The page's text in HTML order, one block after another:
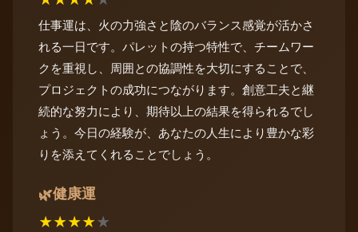
仕事運は、火の力強さと陰のバランス感覚が活かさ
れる一日です。パレットの持つ特性で、チームワー
クを重視し、周囲との協調性を大切にすることで、
プロジェクトの成功につながります。創意工夫と継
続的な努力により、期待以上の結果を得られるでし
ょう。今日の経験が、あなたの人生により豊かな彩
りを添えてくれることでしょう。
🌿健康運
★★★★★